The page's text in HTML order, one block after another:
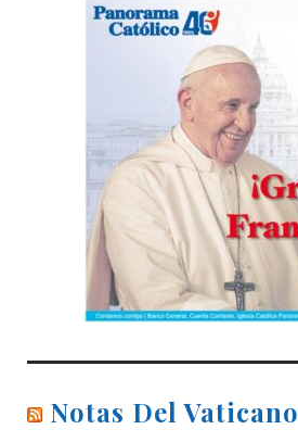
Notas Del Vaticano